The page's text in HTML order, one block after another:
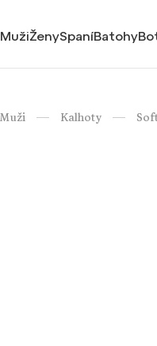
MužiŽenySpaníBatohy
Muži / Kalhoty /